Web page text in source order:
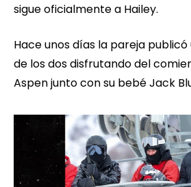
sigue oficialmente a Hailey.
Hace unos días la pareja
de los dos disfrutando del
Aspen junto con su bebé Jack